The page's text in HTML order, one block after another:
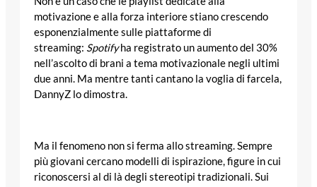
motivazione e alla forza interiore stiano crescendo
esponenzialmente sulle piattaforme di
streaming: Spotifyha registrato un aumento del 30%
nell’ascolto di brani a tema motivazionale negli ultimi
due anni. Ma mentre tanti cantano la voglia di farcela,
DannyZ lo dimostra.
Ma il fenomeno non si ferma allo streaming. Sempre
più giovani cercano modelli di ispirazione, figure in cui
riconoscersi al di là degli stereotipi tradizionali. Sui